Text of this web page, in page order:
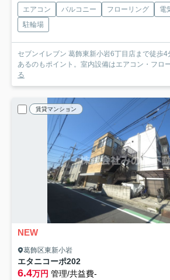
エアコン バルコニー フローリング 電
駐輪場
セブンイレブン 葛飾東新小岩6丁目店まで徒歩
あるのもポイント。室内設備はエアコン・フロ
る
賃貸マンション
NEW
葛飾区東新小岩
エタニコーポ202
6.4万円 管理/共益費-